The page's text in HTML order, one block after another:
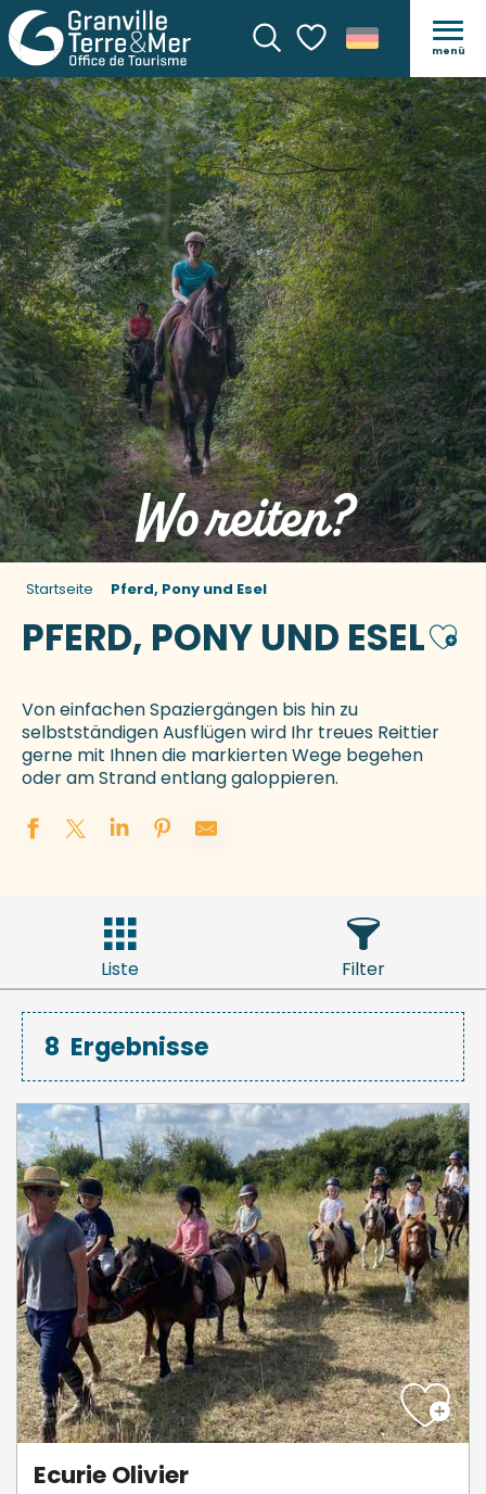
SucheVoir les favoris
menü
Wo reiten?
Startseite Pferd, Pony und Esel
PFERD, PONY UND ESEL
Von einfachen Spaziergängen bis hin zu
selbstständigen Ausflügen wird Ihr treues Reittier
gerne mit Ihnen die markierten Wege begehen
oder am Strand entlang galoppieren.
Liste Filter
8 Ergebnisse
Ecurie Olivier